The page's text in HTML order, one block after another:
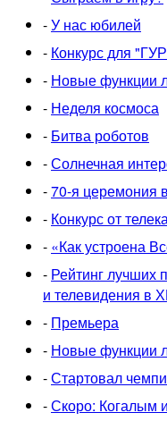
-У нас юбилей
- Конкурс для
- Новые функции
- Неделя космоса
- Битва роботов
-Солнечная
-70-я церемония
- Конкурс от
- «Как устроена
- Рейтинг лучших
и телевидения в
- Премьера
- Новые функции
-Стартовал
-Скоро: Когалым